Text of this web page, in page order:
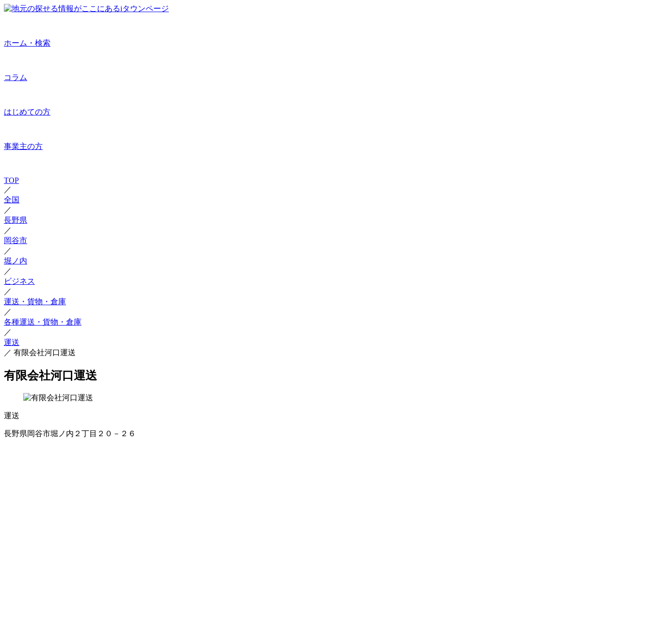
ホーム・検索
コラム
はじめての方
事業主の方
TOP
／
全国
／
長野県
／
岡谷市
／
堀ノ内
／
ビジネス
／
運送・貨物・倉庫
／
各種運送・貨物・倉庫
／
運送
／ 有限会社河口運送
有限会社河口運送
運送
長野県岡谷市堀ノ内２丁目２０－２６